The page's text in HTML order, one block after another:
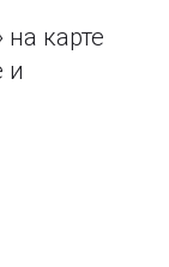
карте
и